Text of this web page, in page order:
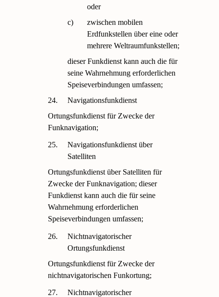
oder
c)
zwischen mobilen
Erdfunkstellen über eine oder
mehrere Weltraumfunkstellen;
dieser Funkdienst kann auch die für
seine Wahrnehmung erforderlichen
Speiseverbindungen umfassen;
24.
Navigationsfunkdienst
Ortungsfunkdienst für Zwecke der
Funknavigation;
25.
Navigationsfunkdienst über
Satelliten
Ortungsfunkdienst über Satelliten für
Zwecke der Funknavigation; dieser
Funkdienst kann auch die für seine
Wahrnehmung erforderlichen
Speiseverbindungen umfassen;
26.
Nichtnavigatorischer
Ortungsfunkdienst
Ortungsfunkdienst für Zwecke der
nichtnavigatorischen Funkortung;
27.
Nichtnavigatorischer